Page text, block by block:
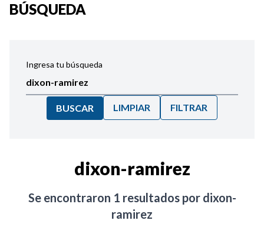
BÚSQUEDA
Ingresa tu búsqueda
BUSCAR LIMPIAR FILTRAR
dixon-ramirez
Se encontraron 1 resultados por dixon-
ramirez